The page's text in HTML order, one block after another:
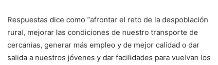
Respuestas dice como “afrontar el reto de la despoblación
rural, mejorar las condiciones de nuestro transporte de
cercanías, generar más empleo y de mejor calidad o dar
salida a nuestros jóvenes y dar facilidades para vuelvan los